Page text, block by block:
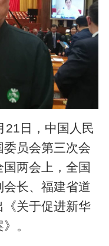
21日，中国人民
员会第三次会
两会上，全国
长、福建省道
关于促进新华
。